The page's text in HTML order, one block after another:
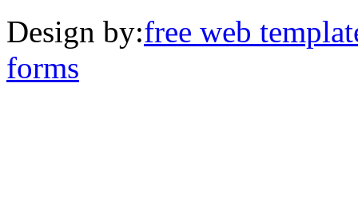
Design by:free web
forms